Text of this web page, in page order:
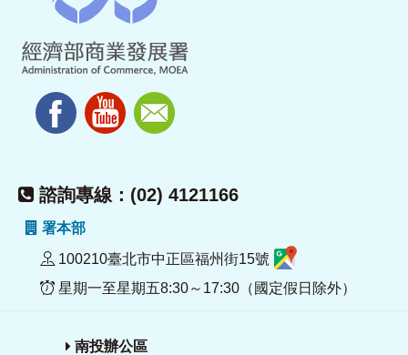
諮詢專線：(02) 4121166
署本部
100210臺北市中正區福州街15號
星期一至星期五8:30～17:30（國定假日除外）
南投辦公區